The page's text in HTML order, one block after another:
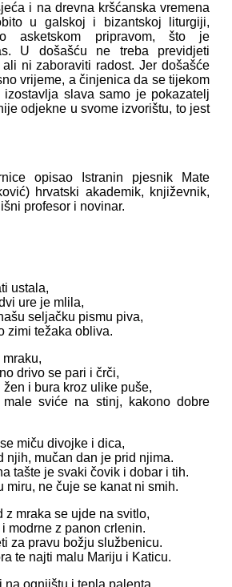
i na drevna kršćanska vremena
u galskoj i bizantskoj liturgiji,
asketskom pripravom, što je
U došašću ne treba previdjeti
ni zaboraviti radost. Jer došašće
vrijeme, a činjenica da se tijekom
izostavlja slava samo je pokazatelj
odjekne u svome izvorištu, to jest
opisao Istranin pjesnik Mate
hrvatski akademik, književnik,
profesor i novinar.
ustala,
ure je mlila,
seljačku pismu piva,
zimi težaka obliva.
drivo se pari i črči,
i bura kroz ulike puše,
sviće na stinj, kakono dobre
miču divojke i dica,
njih, mučan dan je prid njima.
tašte je svaki čovik i dobar i tih.
miru, ne čuje se kanat ni smih.
z mraka se ujde na svitlo,
modrne z panon crlenin.
za pravu božju službenicu.
te najti malu Mariju i Katicu.